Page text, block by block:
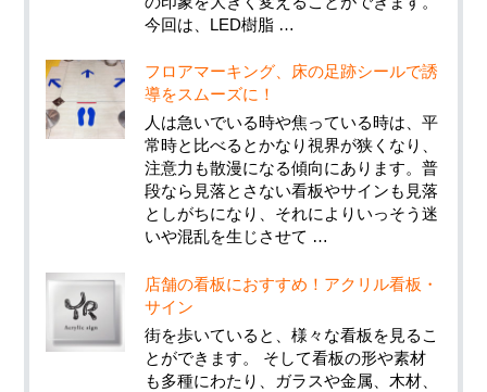
今回は、LED樹脂 …
フロアマーキング、床の足跡シールで誘
導をスムーズに！
人は急いでいる時や焦っている時は、平
常時と比べるとかなり視界が狭くなり、
注意力も散漫になる傾向にあります。普
段なら見落とさない看板やサインも見落
としがちになり、それによりいっそう迷
いや混乱を生じさせて …
店舗の看板におすすめ！アクリル看板・
サイン
街を歩いていると、様々な看板を見るこ
とができます。 そして看板の形や素材
も多種にわたり、ガラスや金属、木材、